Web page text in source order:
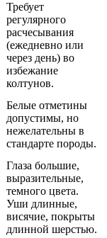
Требует
регулярного
расчесывания
(ежедневно или
через день) во
избежание
колтунов.
Белые отметины
допустимы, но
нежелательны в
стандарте породы.
Глаза большие,
выразительные,
темного цвета.
Уши длинные,
висячие, покрыты
длинной шерстью.